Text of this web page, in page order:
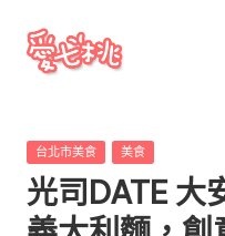
Skip
七
桃
玩
桃
玩
台
灣
Posted
台北市美食 美食
光司DATE 大